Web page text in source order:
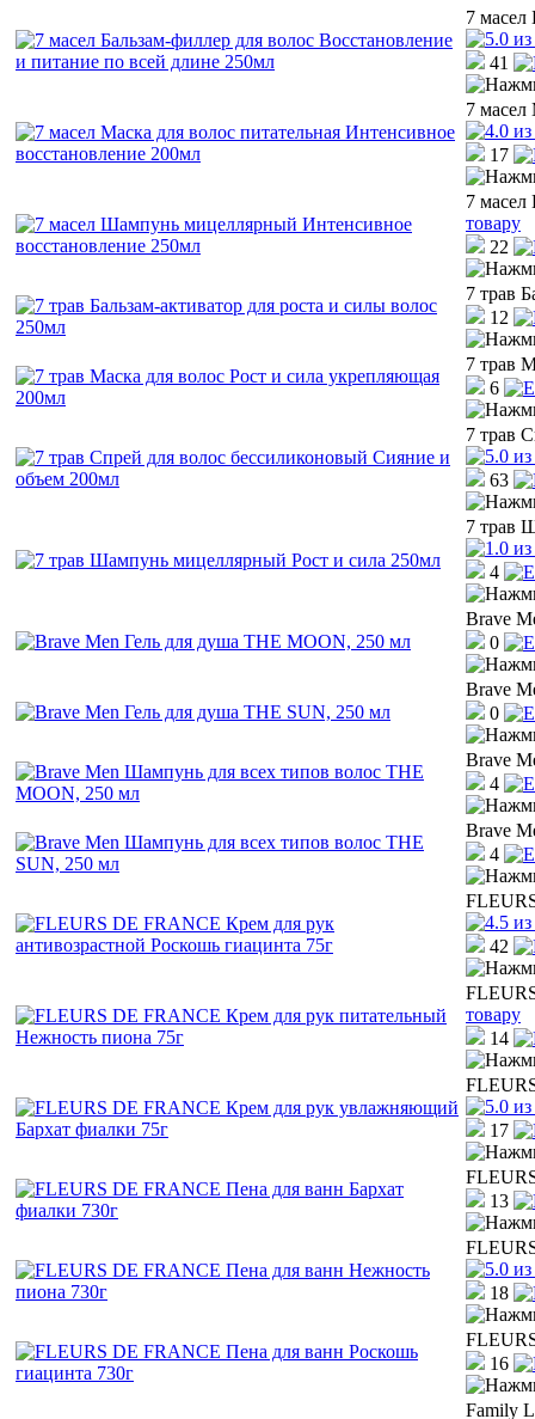
7 масел
41
7 масел
17
7
товару
22
7 трав
12
7 трав
6
7 трав
63
7 трав
4
Brave
0
Brave
0
Brave
4
Brave
4
42
товару
14
17
13
18
16
Family